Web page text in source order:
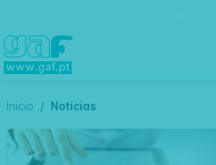
Inicio Notícias